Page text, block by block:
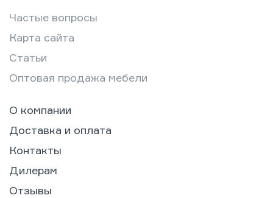
Частые вопросы
Карта сайта
Статьи
Оптовая продажа мебели
О компании
Доставка и оплата
Контакты
Дилерам
Отзывы